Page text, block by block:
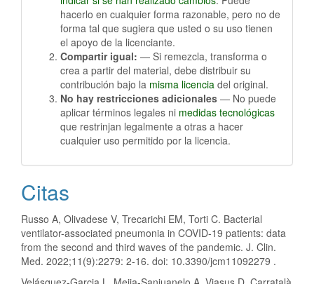
hacerlo en cualquier forma razonable, pero no de
forma tal que sugiera que usted o su uso tienen
el apoyo de la licenciante.
Compartir igual: — Si remezcla, transforma o
crea a partir del material, debe distribuir su
contribución bajo la misma licencia del original.
No hay restricciones adicionales — No puede
aplicar términos legales ni medidas tecnológicas
que restrinjan legalmente a otras a hacer
cualquier uso permitido por la licencia.
Citas
Russo A, Olivadese V, Trecarichi EM, Torti C. Bacterial
ventilator-associated pneumonia in COVID-19 patients: data
from the second and third waves of the pandemic. J. Clin.
Med. 2022;11(9):2279: 2-16. doi: 10.3390/jcm11092279 .